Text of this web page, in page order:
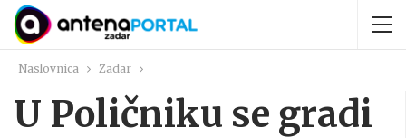
Naslovnica Zadar
U Poličniku se gradi